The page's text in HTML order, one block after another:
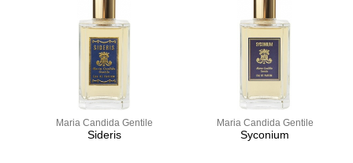
Maria Candida Gentile
Sideris
Maria Candida Gentile
Syconium